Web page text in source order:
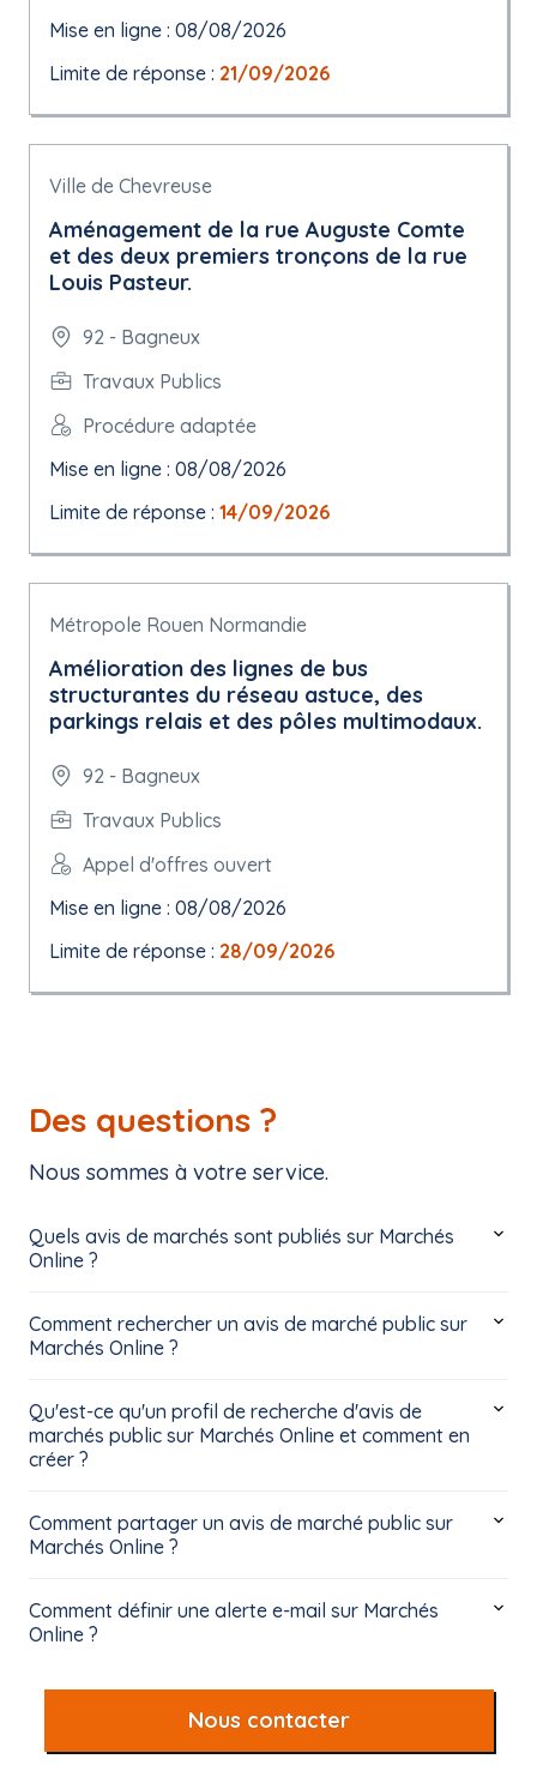
Mise en ligne : 08/08/2026
Limite de réponse : 21/09/2026
Ville de Chevreuse
Aménagement de la rue Auguste Comte
et des deux premiers tronçons de la rue
Louis Pasteur.
92 - Bagneux
Travaux Publics
Procédure adaptée
Mise en ligne : 08/08/2026
Limite de réponse : 14/09/2026
Métropole Rouen Normandie
Amélioration des lignes de bus
structurantes du réseau astuce, des
parkings relais et des pôles multimodaux.
92 - Bagneux
Travaux Publics
Appel d'offres ouvert
Mise en ligne : 08/08/2026
Limite de réponse : 28/09/2026
Des questions ?
Nous sommes à votre service.
Quels avis de marchés sont publiés sur Marchés
Online ?
Comment rechercher un avis de marché public sur
Marchés Online ?
Qu'est-ce qu'un profil de recherche d'avis de
marchés public sur Marchés Online et comment en
créer ?
Comment partager un avis de marché public sur
Marchés Online ?
Comment définir une alerte e-mail sur Marchés
Online ?
Nous contacter